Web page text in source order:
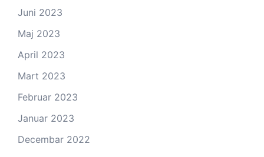
Juni 2023
Maj 2023
April 2023
Mart 2023
Februar 2023
Januar 2023
Decembar 2022